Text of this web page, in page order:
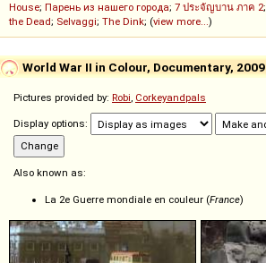
House; Парень из нашего города; 7 ประจัญบาน ภาค 2;
the Dead; Selvaggi; The Dink; (view more...)
World War II in Colour, Documentary, 2009
Pictures provided by: Robi, Corkeyandpals
Display options:
Also known as:
La 2e Guerre mondiale en couleur (France)